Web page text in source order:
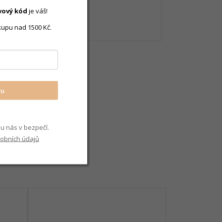
/ šroubek
kód je váš!
nad 1500 Kč.
nás v bezpečí.
údajů